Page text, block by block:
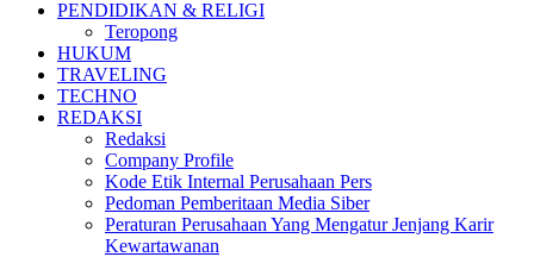
PENDIDIKAN & RELIGI
Teropong
HUKUM
TRAVELING
TECHNO
REDAKSI
Redaksi
Company Profile
Kode Etik Internal Perusahaan Pers
Pedoman Pemberitaan Media Siber
Peraturan Perusahaan Yang Mengatur Jenjang Karir
Kewartawanan